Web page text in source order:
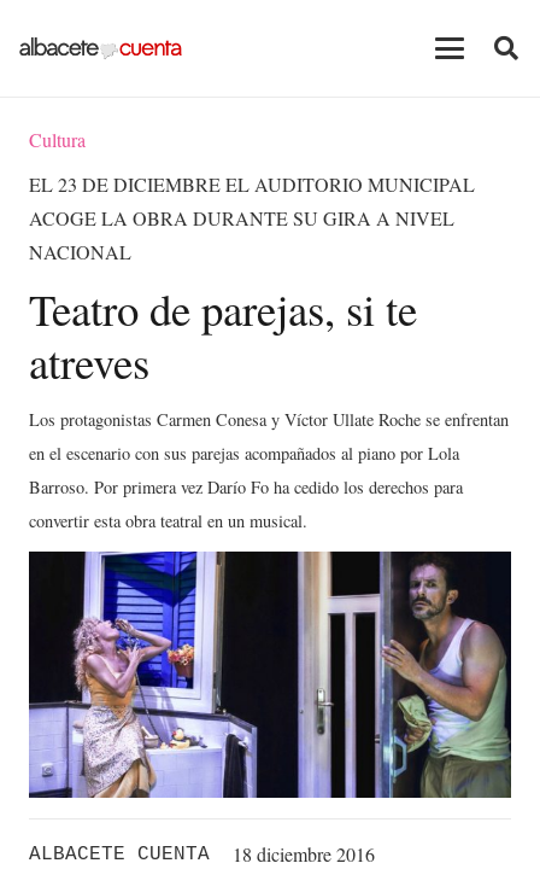
Cultura
EL 23 DE DICIEMBRE EL AUDITORIO MUNICIPAL
ACOGE LA OBRA DURANTE SU GIRA A NIVEL
NACIONAL
Teatro de parejas, si te
atreves
Los protagonistas Carmen Conesa y Víctor Ullate Roche se enfrentan
en el escenario con sus parejas acompañados al piano por Lola
Barroso. Por primera vez Darío Fo ha cedido los derechos para
convertir esta obra teatral en un musical.
ALBACETE CUENTA 18 diciembre 2016